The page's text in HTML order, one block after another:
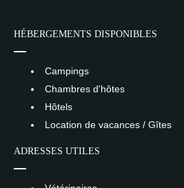
HÉBERGEMENTS DISPONIBLES
Campings
Chambres d'hôtes
Hôtels
Location de vacances / Gîtes
ADRESSES UTILES